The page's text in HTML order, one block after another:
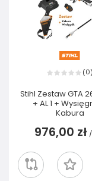
(0)
Stihl Zestaw GTA
+ AL 1 +
Kabura
976,00 zł /